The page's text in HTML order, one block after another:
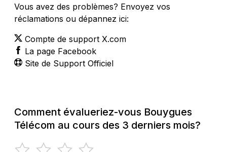
Vous avez des problèmes? Envoyez vos
réclamations ou dépannez ici:
Compte de support X.com
La page Facebook
Site de Support Officiel
Comment évalueriez-vous Bouygues
Télécom au cours des 3 derniers mois?